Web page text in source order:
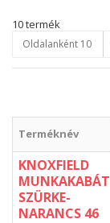
10 termék
Oldalanként 10
Terméknév
KNOXFIELD
MUNKAKABÁT
SZÜRKE-
NARANCS 46